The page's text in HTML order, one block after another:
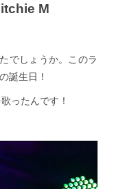
M
でしょうか。このラ
誕生日！
ったんです！